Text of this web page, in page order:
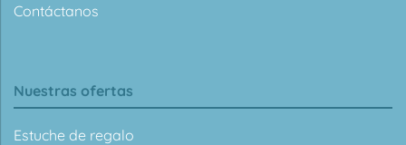
Contáctanos
Nuestras ofertas
Estuche de regalo